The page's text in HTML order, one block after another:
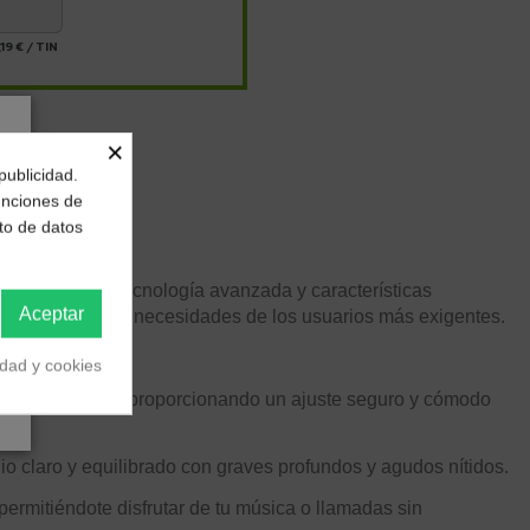
€ / TIN
con tecnología avanzada y características
satisfacer las necesidades de los usuarios más exigentes.
a tus oídos, proporcionando un ajuste seguro y cómodo
claro y equilibrado con graves profundos y agudos nítidos.
disfrutar de tu música o llamadas sin
×
de
de datos
Aceptar
y cookies